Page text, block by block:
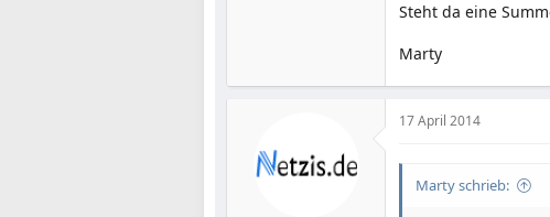
Steht da eine
Marty
17 April 2014
Marty schrieb: